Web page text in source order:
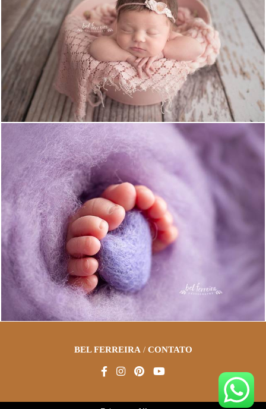
3054 24
2790 16
BEL FERREIRA / CONTATO